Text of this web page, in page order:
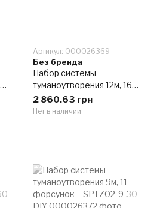
Артикул: 000026369
Без бренда
Набор системы
туманоутворения 12м, 16
форсунок – SPTZ02-12-60-
DIY
2 860.63 грн
Нет в наличии